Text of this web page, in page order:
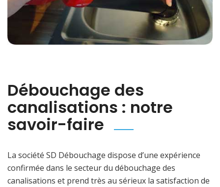
Débouchage des
canalisations : notre
savoir-faire
La société SD Débouchage dispose d’une expérience
confirmée dans le secteur du débouchage des
canalisations et prend très au sérieux la satisfaction de